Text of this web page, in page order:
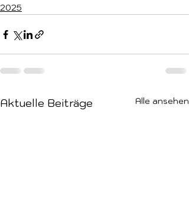
2025
Aktuelle Beiträge Alle ansehen